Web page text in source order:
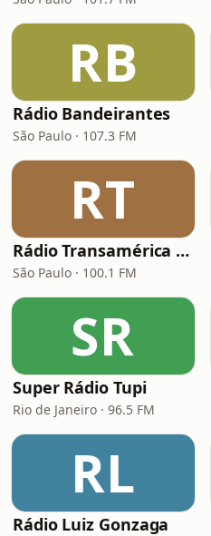
RB
Rádio Bandeirantes
São Paulo · 107.3 FM
RT
Rádio Transamérica (TMC)
São Paulo · 100.1 FM
SR
Super Rádio Tupi
Rio de Janeiro · 96.5 FM
RL
Rádio Luiz Gonzaga